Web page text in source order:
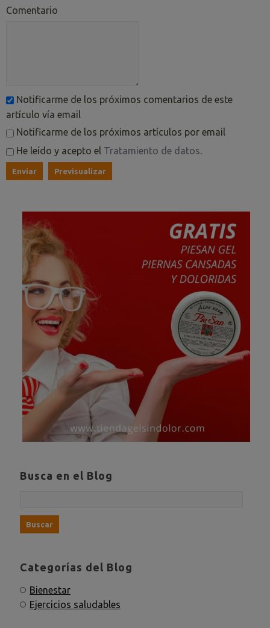
Busca en el Blog
Categorías del Blog
Bienestar
Ejercicios saludables
Comentario
Notificarme de los próximos comentarios de este
artículo vía email
Notificarme de los próximos artículos por email
He leído y acepto el Tratamiento de datos.